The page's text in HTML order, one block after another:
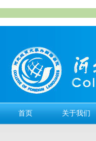
首页 关于我们